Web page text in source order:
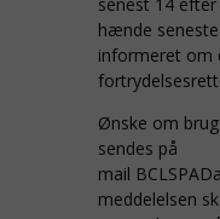
hænde
informeret om
Ønske om
sendes på
mail
meddelelsen